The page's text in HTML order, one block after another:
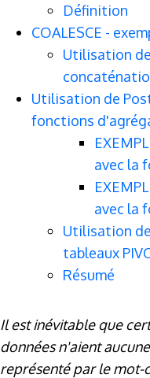
Définition
COALESCE -
Utilisation de
Utilisation de
fonctions
avec la
avec la
Utilisation de
tableaux
Résumé
Il est inévitable que
données n'aient
représenté par le mot-